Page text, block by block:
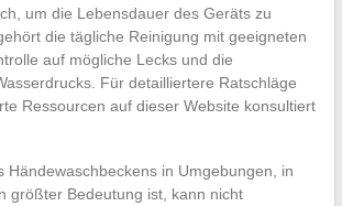
um die Lebensdauer des Geräts zu
die tägliche Reinigung mit geeigneten
auf mögliche Lecks und die
Für detailliertere Ratschläge
Ressourcen auf dieser Website konsultiert
Händewaschbeckens in Umgebungen, in
größter Bedeutung ist, kann nicht